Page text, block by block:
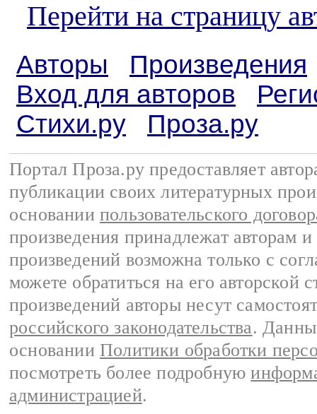
Перейти на страницу
Авторы
Произведения
Вход для авторов
Стихи.ру
Проза.ру
Портал Проза.ру предоставляет
публикации своих литературных
основании пользовательского
произведения принадлежат авторам
произведений возможна только с
можете обратиться на его авторской
произведений авторы несут
российского законодательства.
основании Политики обработки
посмотреть более подробную
администрацией.